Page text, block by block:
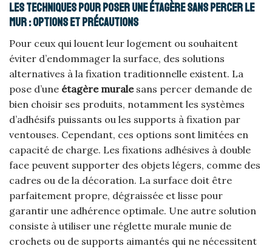
Les techniques pour poser une étagère sans percer le
mur : options et précautions
Pour ceux qui louent leur logement ou souhaitent
éviter d’endommager la surface, des solutions
alternatives à la fixation traditionnelle existent. La
pose d’une étagère muralesans percer demande de
bien choisir ses produits, notamment les systèmes
d’adhésifs puissants ou les supports à fixation par
ventouses. Cependant, ces options sont limitées en
capacité de charge. Les fixations adhésives à double
face peuvent supporter des objets légers, comme des
cadres ou de la décoration. La surface doit être
parfaitement propre, dégraissée et lisse pour
garantir une adhérence optimale. Une autre solution
consiste à utiliser une réglette murale munie de
crochets ou de supports aimantés qui ne nécessitent